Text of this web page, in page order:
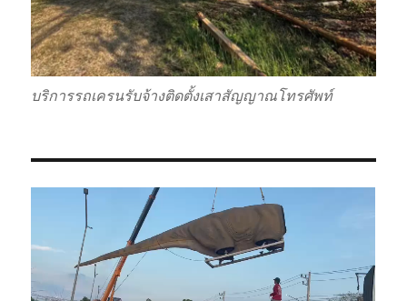
บริการรถเครนรับจ้างติดตั้งเสาสัญญาณโทรศัพท์